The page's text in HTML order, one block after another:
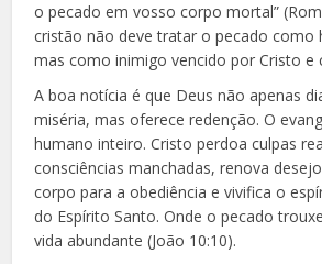
o pecado em vosso corpo mortal”
cristão não deve tratar o pecado como
mas como inimigo vencido por Cristo e
A boa notícia é que Deus não apenas
miséria, mas oferece redenção. O
humano inteiro. Cristo perdoa culpas
consciências manchadas, renova
corpo para a obediência e vivifica o
do Espírito Santo. Onde o pecado
vida abundante (João 10:10).